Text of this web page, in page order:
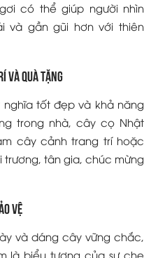
có thể giúp người nhìn
và gần gũi hơn với thiên
và quà tặng
nghĩa tốt đẹp và khả năng
trong nhà, cây cọ Nhật
cây cảnh trang trí hoặc
tân gia, chúc mừng
vệ
và dáng cây vững chắc,
là biểu tượng của sự che